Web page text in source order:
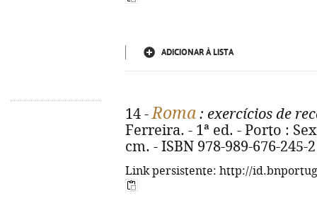
ADICIONAR À LISTA
14 -Roma : exercícios de
Ferreira. - 1ª ed. - Porto :
cm. - ISBN 978-989-676-245-2
Link persistente: http://